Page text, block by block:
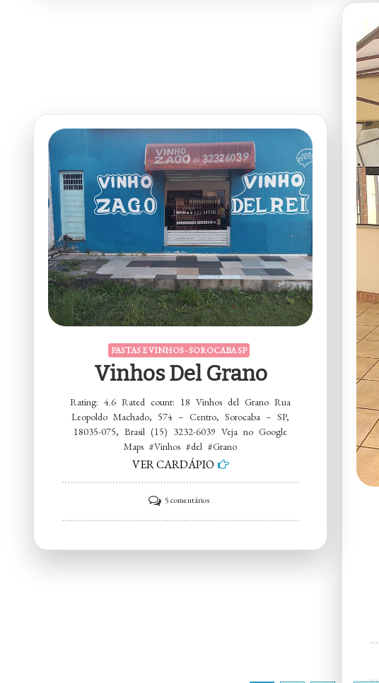
PASTAS E VINHOS - SOROCABA SP
Vinhos Del Grano
Rating: 4.6 Rated count: 18 Vinhos del Grano Rua
Leopoldo Machado, 574 – Centro, Sorocaba – SP,
18035-075, Brasil (15) 3232-6039 Veja no Google
Maps #Vinhos #del #Grano
VER CARDÁPIO
5 comentáriosem
Vinhos